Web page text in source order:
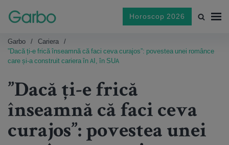
Horoscop 2026
Garbo
Cariera
”Dacă ți-e frică înseamnă că faci ceva curajos”: povestea unei românce
care și-a construit cariera în AI, în SUA
”Dacă ți-e frică
înseamnă că faci ceva
curajos”: povestea unei